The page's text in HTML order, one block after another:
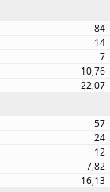
84
14
7
10,76
22,07
57
24
12
7,82
16,13